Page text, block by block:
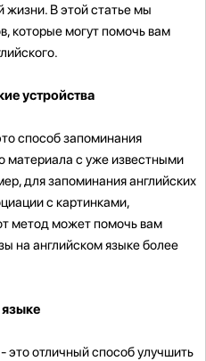
жизни. В этой статье мы
которые могут помочь вам
устройства
способ запоминания
материала с уже известными
для запоминания английских
с картинками,
метод может помочь вам
на английском языке более
отличный способ улучшить